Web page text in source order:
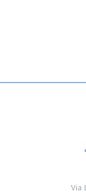
Via